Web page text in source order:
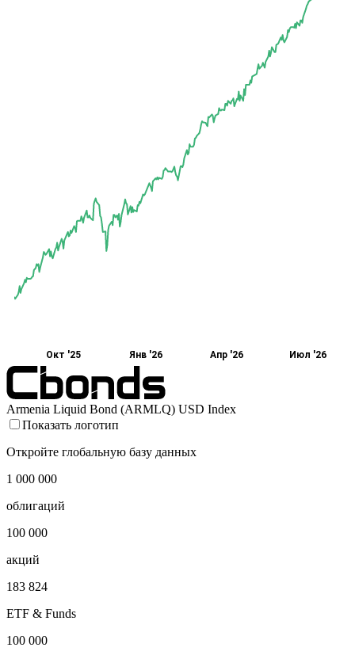
Окт '25 Янв '26 Апр '26 Июл '26
Armenia Liquid Bond (ARMLQ) USD Index
Показать логотип
Откройте глобальную базу данных
1 000 000
облигаций
100 000
акций
183 824
ETF & Funds
100 000